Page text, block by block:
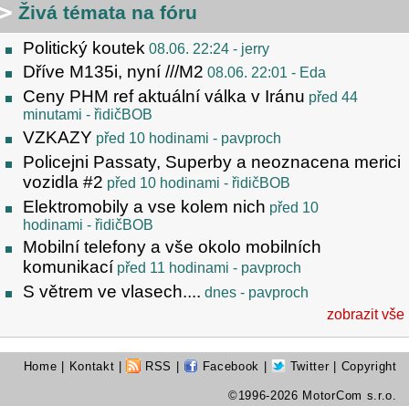
Živá témata na fóru
Politický koutek 08.06. 22:24 - jerry
Dříve M135i, nyní ///M2 08.06. 22:01 - Eda
Ceny PHM ref aktuální válka v Iránu před 44
minutami - řidičBOB
VZKAZY před 10 hodinami - pavproch
Policejni Passaty, Superby a neoznacena merici
vozidla #2 před 10 hodinami - řidičBOB
Elektromobily a vse kolem nich před 10
hodinami - řidičBOB
Mobilní telefony a vše okolo mobilních
komunikací před 11 hodinami - pavproch
S větrem ve vlasech.... dnes - pavproch
zobrazit vše
Home Kontakt RSS Facebook Twitter | Copyright
©1996-2026 MotorCom s.r.o.